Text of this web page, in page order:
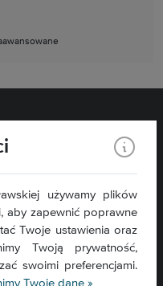
używamy plików
aby zapewnić poprawne
Twoje ustawienia oraz
Twoją prywatność,
swoimi preferencjami.
Twoje dane »